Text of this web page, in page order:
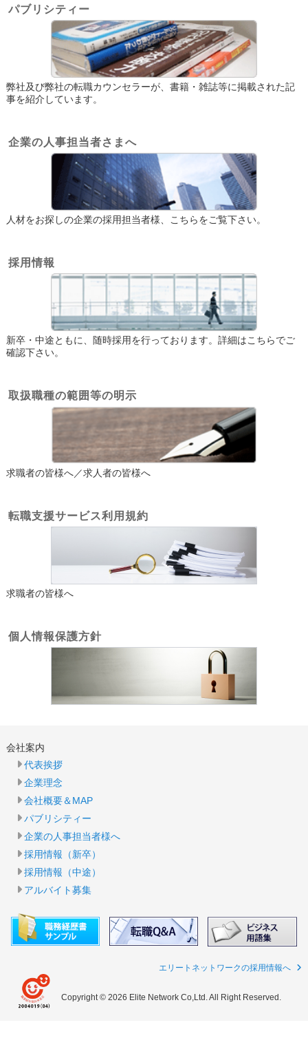
パブリシティー
弊社及び弊社の転職カウンセラーが、書籍・雑誌等に掲載された記
事を紹介しています。
企業の人事担当者さまへ
人材をお探しの企業の採用担当者様、こちらをご覧下さい。
採用情報
新卒・中途ともに、随時採用を行っております。詳細はこちらでご
確認下さい。
取扱職種の範囲等の明示
求職者の皆様へ／求人者の皆様へ
転職支援サービス利用規約
求職者の皆様へ
個人情報保護方針
会社案内
代表挨拶
企業理念
会社概要＆MAP
パブリシティー
企業の人事担当者様へ
採用情報（新卒）
採用情報（中途）
アルバイト募集
エリートネットワークの採用情報へ
Copyright © 2026 Elite Network Co,Ltd. All Right Reserved.